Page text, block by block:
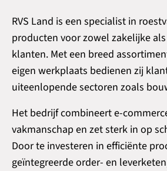
RVS Land is een specialist in
producten voor zowel zakelijke
klanten. Met een breed
eigen werkplaats bedienen zij
uiteenlopende sectoren zoals
Het bedrijf combineert e-
vakmanschap en zet sterk in op
Door te investeren in efficiënte
geïntegreerde order- en